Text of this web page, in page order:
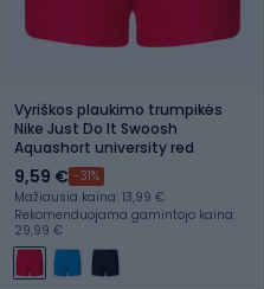
Vyriškos plaukimo trumpikės
Nike Just Do It Swoosh
Aquashort university red
9,59 € -31%
Mažiausia kaina: 13,99 €
Rekomenduojama gamintojo kaina:
29,99 €